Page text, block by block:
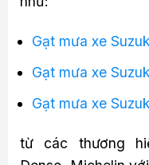
Gạt mưa xe
Gạt mưa xe
Gạt mưa xe
từ các thương